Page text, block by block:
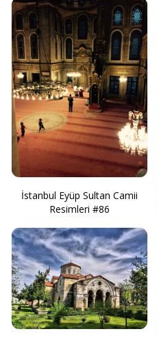
İstanbul Eyüp Sultan Camii
Resimleri #86